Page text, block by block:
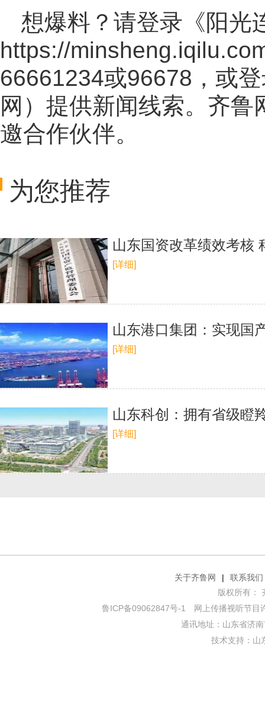
想爆料？请登录《阳光
https://
66661234或96678，或
网 ）提供新闻线索。齐鲁
邀合作伙伴。
为您推荐
山东国资改革绩效考核
[详细]
山东港口集团：实现国
[详细]
山东科创：拥有省级瞪
[详细]
关于齐鲁网 |
联系我们
版权所有：
鲁ICP备09062847号-1 网上传播视听节目
通讯地址：山东省济
技术支持： 山